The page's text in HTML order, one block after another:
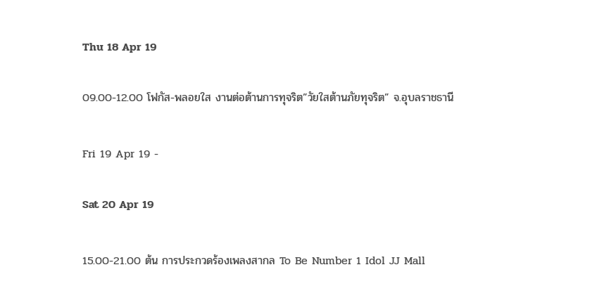
Thu 18 Apr 19
09.00-12.00 โฟกัส-พลอยใส งานต่อต้านการทุจริต”วัยใสต้านภัยทุจริต” จ.อุบลราชธานี
Fri 19 Apr 19 -
Sat 20 Apr 19
15.00-21.00 ต้น การประกวดร้องเพลงสากล To Be Number 1 Idol JJ Mall